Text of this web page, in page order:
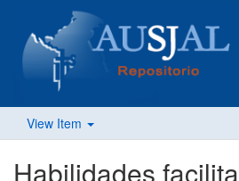
View Item
Habilidades